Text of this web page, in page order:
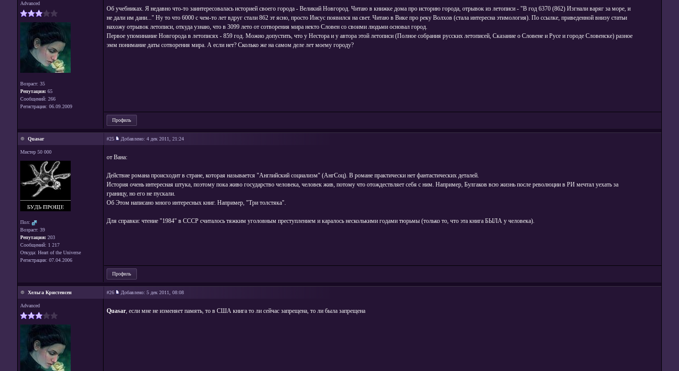
Advanced
Возраст: 35
Репутация: 65
Сообщений: 266
Регистрация: 06.09.2009
Об учебниках. Я недавно что-то заинтересовалась историей своего города - Великий Новгород. Читаю в книжке дома про историю города, отрывок из летописи - "В год 6370 (862) Изгнали варяг за море, и
не дали им дани..." Ну то что 6000 с чем-то лет вдруг стали 862 эт ясно, просто Иисус появился на свет. Читаю в Вике про реку Волхов (стала интересна этимология). По ссылке, приведенной внизу статьи
нахожу отрывок летописи, откуда узнаю, что в 3099 лето от сотворения мира некто Словен со своими людьми основал город.
Первое упоминание Новгорода в летописях - 859 год. Можно допустить, что у Нестора и у автора этой летописи (Полное собрания русских летописей, Сказание о Словене и Русе и городе Словенске) разное
эмм понимание даты сотворения мира. А если нет? Сколько же на самом деле лет моему городу?
Профиль
Quasar
Мистер 50 000
Пол:
Возраст: 39
Репутация: 203
Сообщений: 1 217
Откуда: Heart of the Universe
Регистрация: 07.04.2006
#25 Добавлено: 4 дек 2011, 21:24
от Вана:
Действие романа происходит в стране, которая называется "Английский социализм" (АнгСоц). В романе практически нет фантастических деталей.
История очень интересная штука, поэтому пока живо государство человека, человек жив, потому что отождествляет себя с ним. Например, Булгаков всю жизнь после революции в РИ мечтал уехать за
границу, но его не пускали.
Об Этом написано много интересных книг. Например, "Три толстяка".
Для справки: чтение "1984" в СССР считалось тяжким уголовным преступлением и каралось несколькими годами тюрьмы (только то, что эта книга БЫЛА у человека).
Профиль
Хельга Кристенсен
Advanced
#26 Добавлено: 5 дек 2011, 08:08
Quasar, если мне не изменяет память, то в США книга то ли сейчас запрещена, то ли была запрещена